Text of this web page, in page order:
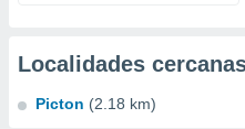
Localidades
Picton (2.18 km)